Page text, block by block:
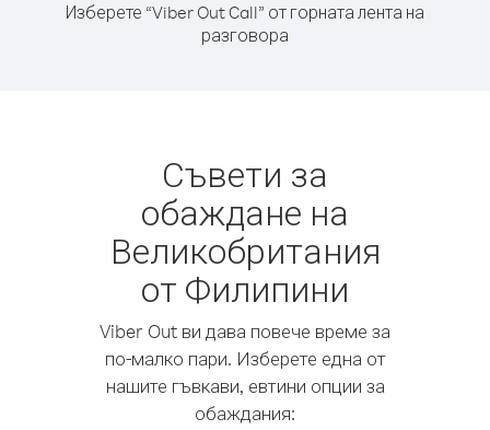
Изберете “Viber Out Call” от горната лента на
разговора
Съвети за
обаждане на
Великобритания
от Филипини
Viber Out ви дава повече време за
по-малко пари. Изберете една от
нашите гъвкави, евтини опции за
обаждания: